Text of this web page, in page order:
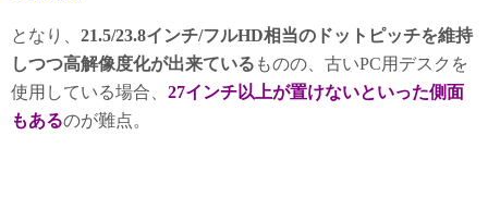
となり、 21.5/23.8インチ/フルHD相当のドットピッチを維持
しつつ高解像度化が出来ている ものの、古いPC用デスクを
使用している場合、 27インチ以上が置けないといった側面
もあるのが難点。